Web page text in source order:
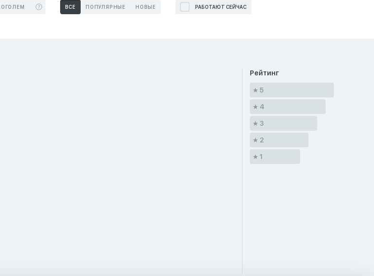
ВСЕ ПОПУЛЯРНЫЕ НОВЫЕ РАБОТАЮТ СЕЙЧАС
Рейтинг
5
4
3
2
1